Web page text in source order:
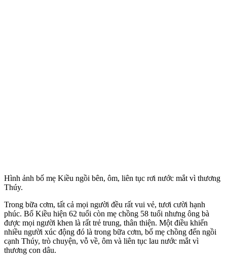
Hình ảnh bố mẹ Kiều ngồi bên, ôm, liên tục rơi nước mắt vì thương
Thúy.
Trong bữa cơm, tất cả mọi người đều rất vui vẻ, tươi cười hạnh
phúc. Bố Kiều hiện 62 tuổi còn mẹ chồng 58 tuổi nhưng ông bà
được mọi người khen là rất trẻ trung, thân thiện. Một điều khiến
nhiều người xúc động đó là trong bữa cơm, bố mẹ chồng đến ngồi
cạnh Thúy, trò chuyện, vỗ về, ôm và liên tục lau nước mắt vì
thương con dâu.